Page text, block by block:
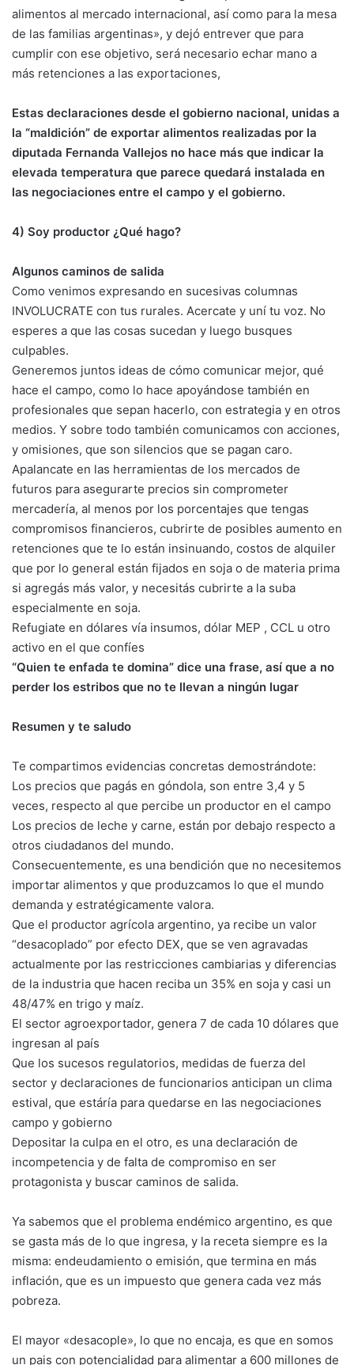
alimentos al mercado internacional, así como para la mesa
de las familias argentinas», y dejó entrever que para
cumplir con ese objetivo, será necesario echar mano a
más retenciones a las exportaciones,
Estas declaraciones desde el gobierno nacional, unidas a
la “maldición” de exportar alimentos realizadas por la
diputada Fernanda Vallejos no hace más que indicar la
elevada temperatura que parece quedará instalada en
las negociaciones entre el campo y el gobierno.
4) Soy productor ¿Qué hago?
Algunos caminos de salida
Como venimos expresando en sucesivas columnas
INVOLUCRATE con tus rurales. Acercate y uní tu voz. No
esperes a que las cosas sucedan y luego busques
culpables.
Generemos juntos ideas de cómo comunicar mejor, qué
hace el campo, como lo hace apoyándose también en
profesionales que sepan hacerlo, con estrategia y en otros
medios. Y sobre todo también comunicamos con acciones,
y omisiones, que son silencios que se pagan caro.
Apalancate en las herramientas de los mercados de
futuros para asegurarte precios sin comprometer
mercadería, al menos por los porcentajes que tengas
compromisos financieros, cubrirte de posibles aumento en
retenciones que te lo están insinuando, costos de alquiler
que por lo general están fijados en soja o de materia prima
si agregás más valor, y necesitás cubrirte a la suba
especialmente en soja.
Refugiate en dólares vía insumos, dólar MEP , CCL u otro
activo en el que confíes
“Quien te enfada te domina” dice una frase, así que a no
perder los estribos que no te llevan a ningún lugar
Resumen y te saludo
Te compartimos evidencias concretas demostrándote:
Los precios que pagás en góndola, son entre 3,4 y 5
veces, respecto al que percibe un productor en el campo
Los precios de leche y carne, están por debajo respecto a
otros ciudadanos del mundo.
Consecuentemente, es una bendición que no necesitemos
importar alimentos y que produzcamos lo que el mundo
demanda y estratégicamente valora.
Que el productor agrícola argentino, ya recibe un valor
“desacoplado” por efecto DEX, que se ven agravadas
actualmente por las restricciones cambiarias y diferencias
de la industria que hacen reciba un 35% en soja y casi un
48/47% en trigo y maíz.
El sector agroexportador, genera 7 de cada 10 dólares que
ingresan al país
Que los sucesos regulatorios, medidas de fuerza del
sector y declaraciones de funcionarios anticipan un clima
estival, que estáría para quedarse en las negociaciones
campo y gobierno
Depositar la culpa en el otro, es una declaración de
incompetencia y de falta de compromiso en ser
protagonista y buscar caminos de salida.
Ya sabemos que el problema endémico argentino, es que
se gasta más de lo que ingresa, y la receta siempre es la
misma: endeudamiento o emisión, que termina en más
inflación, que es un impuesto que genera cada vez más
pobreza.
El mayor «desacople», lo que no encaja, es que en somos
un pais con potencialidad para alimentar a 600 millones de